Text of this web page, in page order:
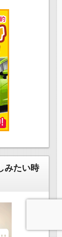
みたい時